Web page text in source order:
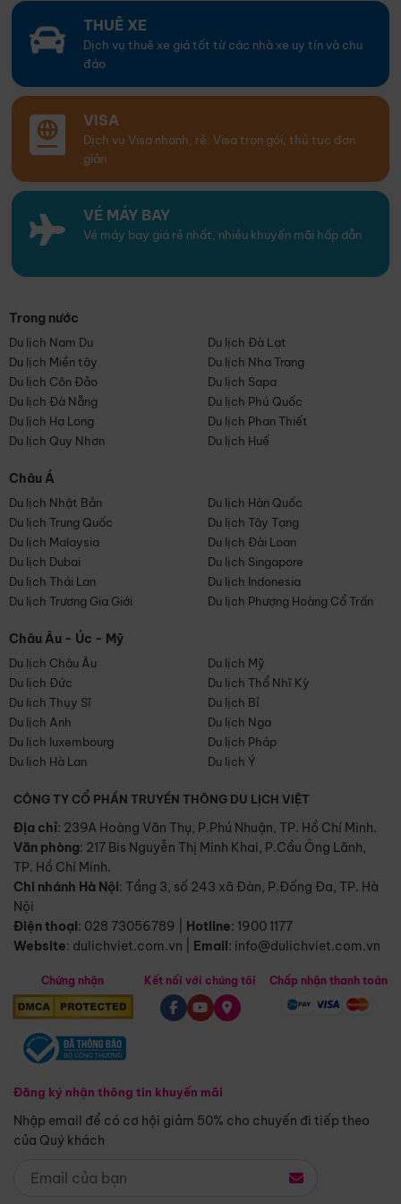
THUÊ XE
Dịch vụ thuê xe giá tốt từ các nhà xe uy tín và chu
đáo
VISA
Dịch vụ Visa nhanh, rẻ. Visa trọn gói, thủ tục đơn
giản
VÉ MÁY BAY
Vé máy bay giá rẻ nhất, nhiều khuyến mãi hấp dẫn
Trong nước
Du lịch Nam Du
Du lịch Đà Lạt
Du lịch Miền tây
Du lịch Nha Trang
Du lịch Côn Đảo
Du lịch Sapa
Du lịch Đà Nẵng
Du lịch Phú Quốc
Du lịch Hạ Long
Du lịch Phan Thiết
Du lịch Quy Nhơn
Du lịch Huế
Châu Á
Du lịch Nhật Bản
Du lịch Hàn Quốc
Du lịch Trung Quốc
Du lịch Tây Tạng
Du lịch Malaysia
Du lịch Đài Loan
Du lịch Dubai
Du lịch Singapore
Du lịch Thái Lan
Du lịch Indonesia
Du lịch Trương Gia Giới
Du lịch Phượng Hoàng Cổ Trấn
Châu Âu - Úc - Mỹ
Du lịch Châu Âu
Du lịch Mỹ
Du lịch Đức
Du lịch Thổ Nhĩ Kỳ
Du lịch Thụy Sĩ
Du lịch Bỉ
Du lịch Anh
Du lịch Nga
Du lịch luxembourg
Du lịch Pháp
Du lịch Hà Lan
Du lịch Ý
CÔNG TY CỔ PHẦN TRUYỀN THÔNG DU LỊCH VIỆT
Địa chỉ: 239A Hoàng Văn Thụ, P.Phú Nhuận, TP. Hồ Chí Minh.
Văn phòng: 217 Bis Nguyễn Thị Minh Khai, P.Cầu Ông Lãnh,
TP. Hồ Chí Minh.
Chi nhánh Hà Nội: Tầng 3, số 243 xã Đàn, P.Đống Đa, TP. Hà
Nội
Điện thoại: 028 73056789 Hotline: 1900 1177
Website: dulichviet.com.vn Email: info@dulichviet.com.vn
Chứng nhận
Đăng ký nhận thông tin khuyến mãi
Nhập email để có cơ hội giảm 50% cho chuyến đi tiếp theo
của Quý khách
Kết nối với chúng tôi Chấp nhận thanh toán